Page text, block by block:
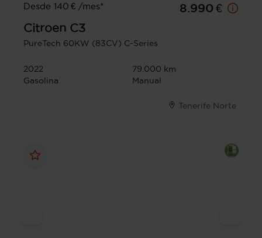
Desde 140 € /mes*
8.990 €
Citroen C3
PureTech 60KW (83CV) C-Series
2022
79.000 km
Gasolina
Manual
Tenerife Norte